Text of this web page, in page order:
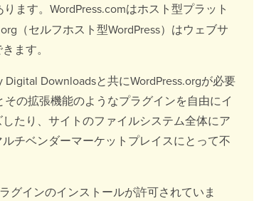
ます。WordPress.comはホスト型プラット
（セルフホスト型WordPress）はウェブサ
ます。
Downloadsと共にWordPress.orgが必要
の拡張機能のようなプラグインを自由にイ
たり、サイトのファイルシステム全体にア
チベンダーマーケットプレイスにとって不
グインのインストールが許可されていま